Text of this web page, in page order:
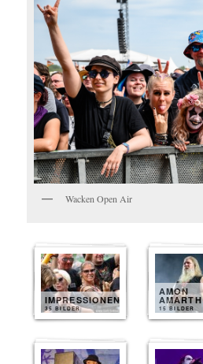
Wacken Open Air
IMPRESSIONEN
35 BILDER
AMON
AMARTH
15 BILDER